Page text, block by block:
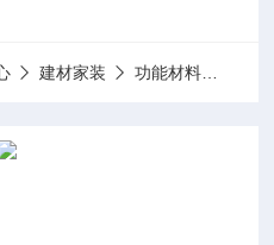
建材家装 功能材料